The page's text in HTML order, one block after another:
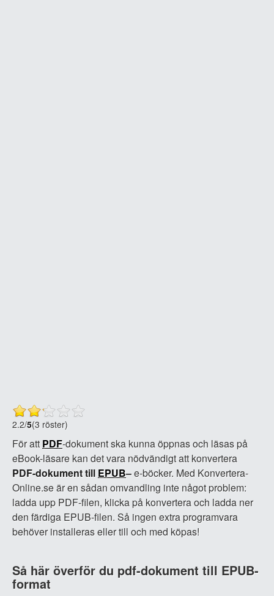
2.2/5(3 röster)
För attPDF-dokument ska kunna öppnas och läsas på
eBook-läsare kan det vara nödvändigt att konvertera
PDF-dokument till EPUB–e-böcker. Med Konvertera-
Online.se är en sådan omvandling inte något problem:
ladda upp PDF-filen, klicka på konvertera och ladda ner
den färdiga EPUB-filen. Så ingen extra programvara
behöver installeras eller till och med köpas!
Så här överför du pdf-dokument till EPUB-
format